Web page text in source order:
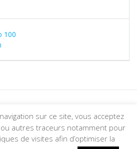
100
avec WordPress et lethème
Mesmerize
sur ce site, vous acceptez
ou autres traceurs notamment pour
de visites afin d’optimiser la